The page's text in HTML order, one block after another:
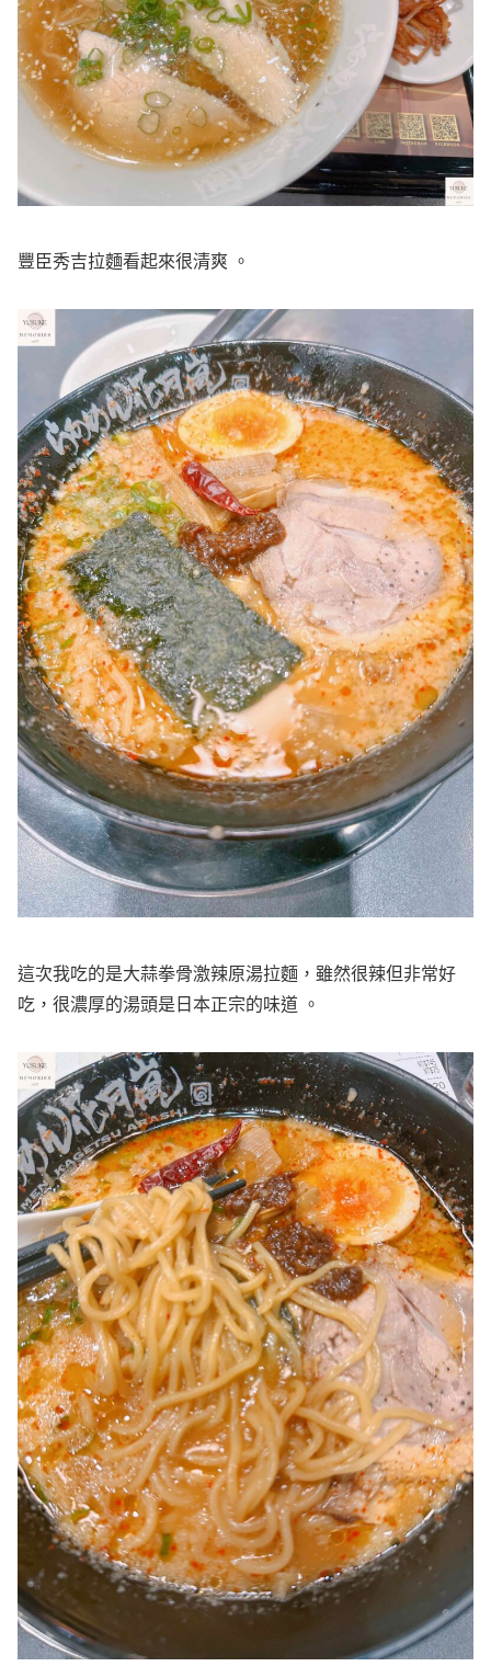
豐臣秀吉拉麵看起來很清爽 。
這次我吃的是大蒜拳骨激辣原湯拉麵，雖然很辣但非常好
吃，很濃厚的湯頭是日本正宗的味道 。